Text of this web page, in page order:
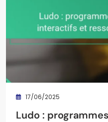
17/06/2025
Ludo :